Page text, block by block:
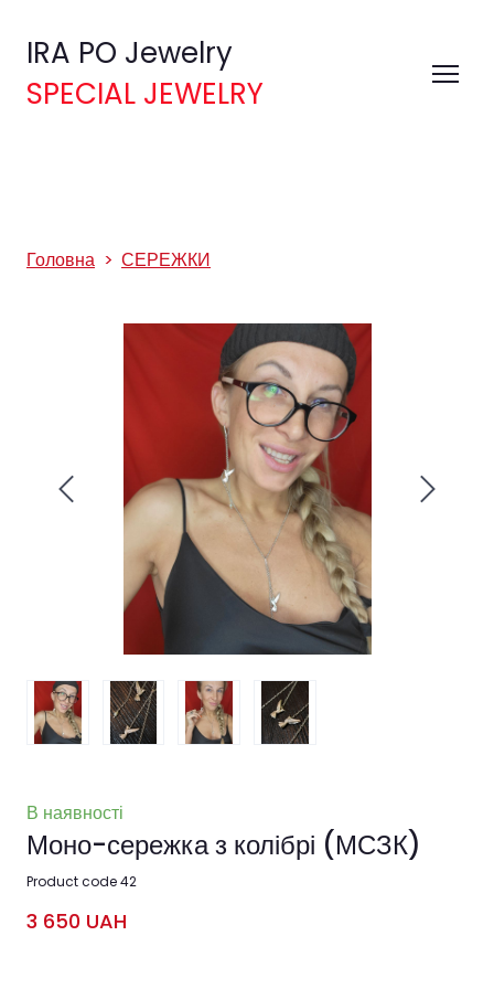
IRA PO Jewelry
SPECIAL JEWELRY
Головна СЕРЕЖКИ
В наявності
Моно-сережка з колібрі (МСЗК)
Product code 42
3 650 UAH